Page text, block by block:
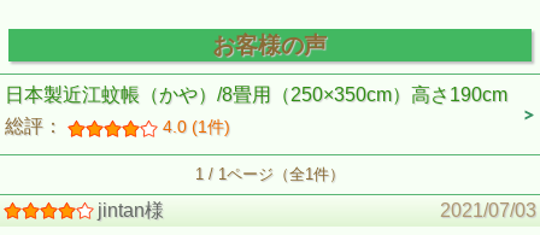
お客様の声
日本製近江蚊帳（かや）/8畳用（250×350cm）高さ190cm
総評：
4.0 (1件)
1 / 1ページ（全1件）
jintan様
2021/07/03